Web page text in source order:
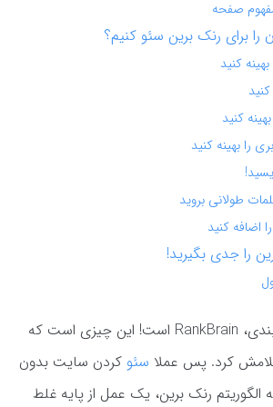
برای رنک برین سئو کنیم؟
را جدی بگیرید!
سومین سیگنال رتبه بندی، RankBrain است! این چیزی است که
سئو کردن سایت بدون
رنک برین، یک عمل از پایه غلط